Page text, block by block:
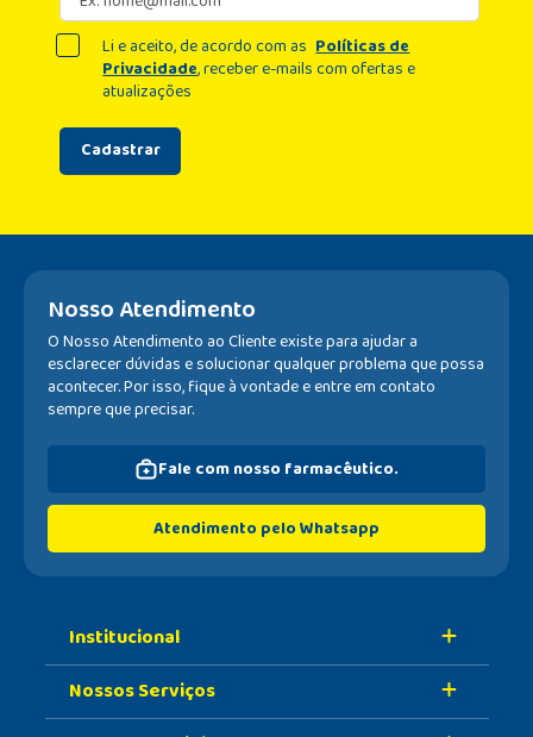
Cadastrar
Li e aceito, de acordo com as Políticas de
Privacidade, receber e-mails com ofertas e
atualizações
Nosso Atendimento
O Nosso Atendimento ao Cliente existe para ajudar a
esclarecer dúvidas e solucionar qualquer problema que possa
acontecer. Por isso, fique à vontade e entre em contato
sempre que precisar.
Fale com nosso farmacêutico.
Atendimento pelo Whatsapp
Institucional
Sobre A Nossa Drogaria
Nossos Serviços